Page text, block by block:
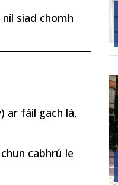
siad chomh
ar fáil gach lá,
cabhrú le